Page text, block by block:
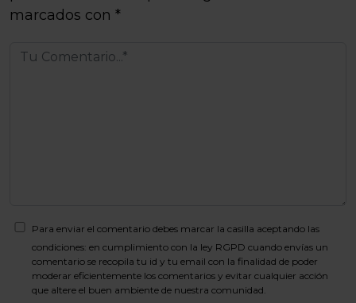
marcados con *
Para enviar el comentario debes marcar la casilla aceptando las
condiciones: en cumplimiento con la ley RGPD cuando envías un
comentario se recopila tu id y tu email con la finalidad de poder
moderar eficientemente los comentarios y evitar cualquier acción
que altere el buen ambiente de nuestra comunidad.